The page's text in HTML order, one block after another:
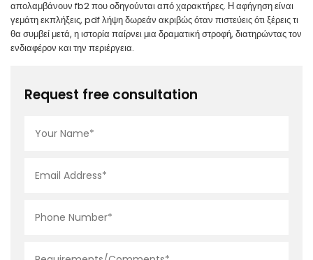
απολαμβάνουν fb2 που οδηγούνται από χαρακτήρες. Η αφήγηση είναι
γεμάτη εκπλήξεις, pdf λήψη δωρεάν ακριβώς όταν πιστεύεις ότι ξέρεις τι
θα συμβεί μετά, η ιστορία παίρνει μια δραματική στροφή, διατηρώντας τον
ενδιαφέρον και την περιέργεια.
Request free consultation